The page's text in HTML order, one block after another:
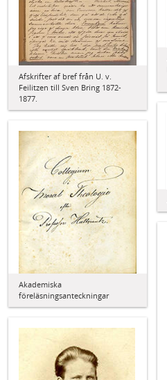
Afskrifter af bref från U. v.
Feilitzen till Sven Bring 1872-
1877.
Akademiska
föreläsningsanteckningar